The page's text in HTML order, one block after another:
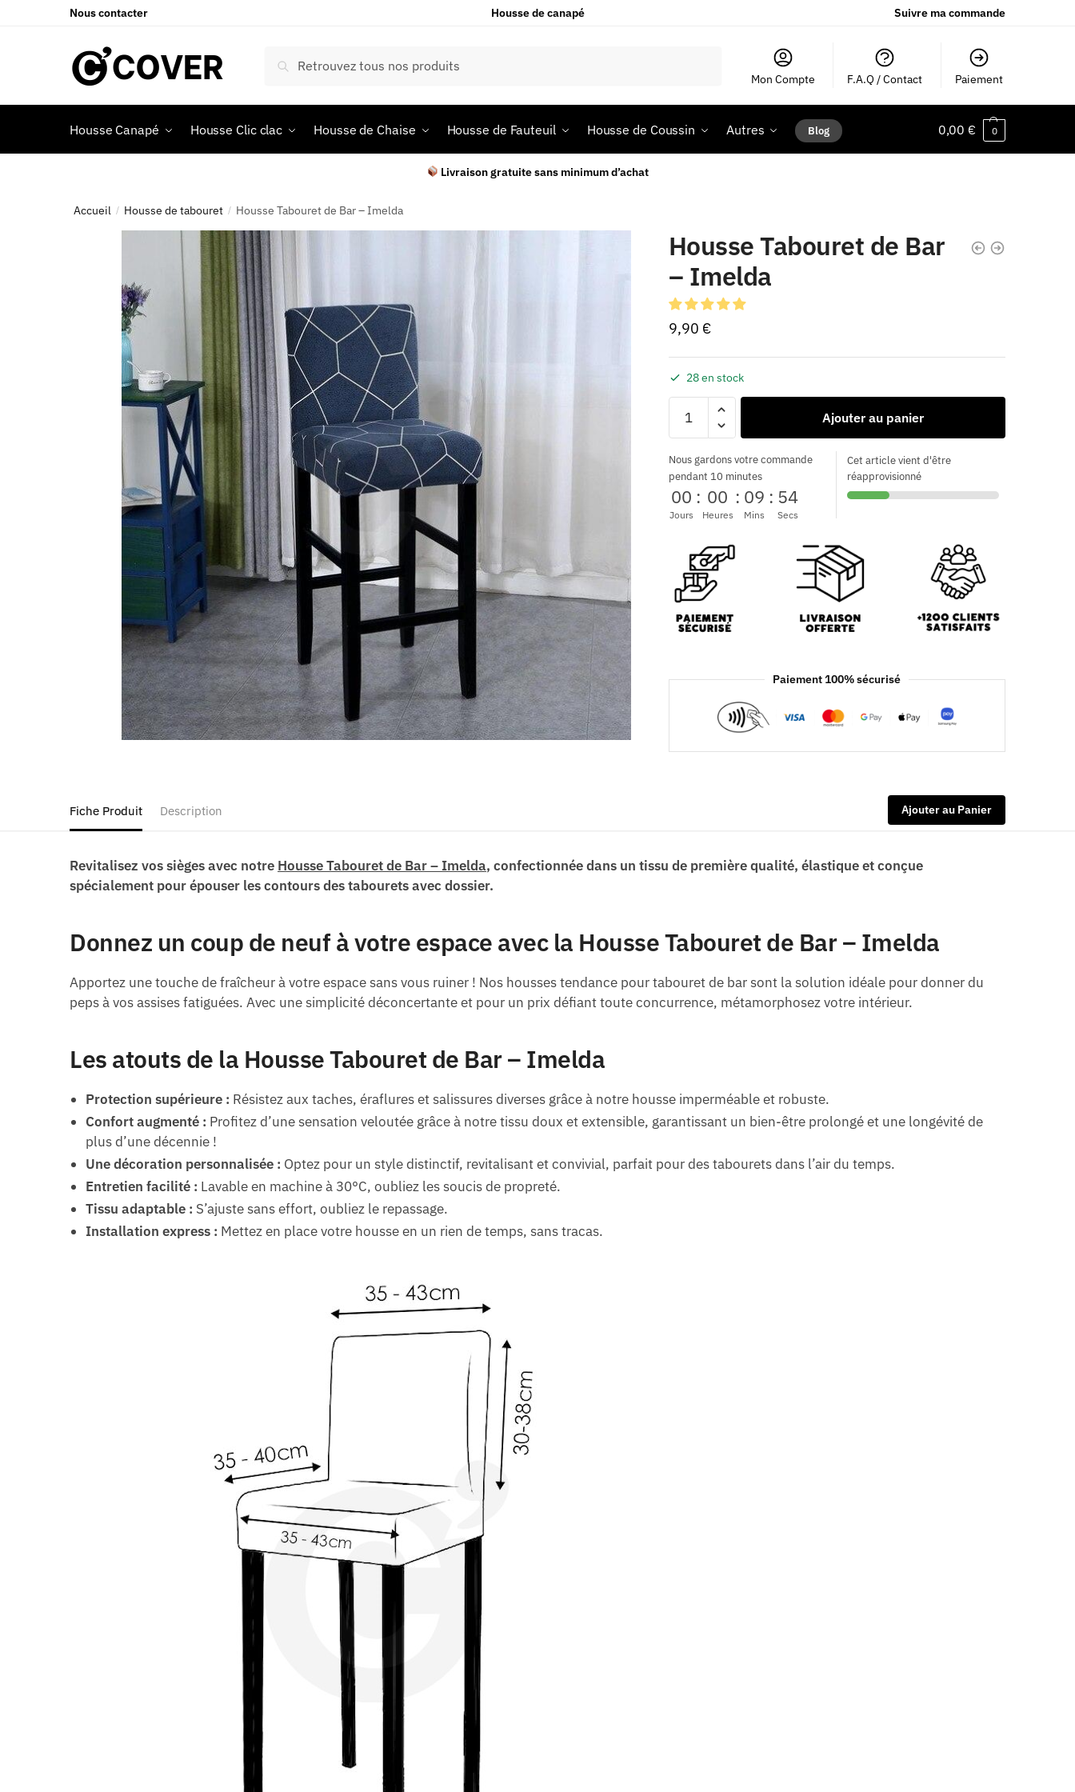
Nous contacter Housse de canapé Suivre ma commande
Recherche
Mon Compte F.A.Q / Contact Paiement
Housse Canapé Housse Clic clac Housse de Chaise Housse de Fauteuil Housse de Coussin Autres Blog 0,00 € 0
Livraison gratuite sans minimum d’achat
Accueil / Housse de tabouret / Housse Tabouret de Bar – Imelda
Housse Tabouret de Bar
– Imelda
9,90 €
28 en stock
Ajouter au panier
Nous gardons votre commande
pendant 10 minutes
00
Jours
: 00
Heures
: 09
Mins
: 52
Secs
Cet article vient d'être
réapprovisionné
Paiement 100% sécurisé
Fiche Produit Description Ajouter au Panier
Revitalisez vos sièges avec notre Housse Tabouret de Bar – Imelda, confectionnée dans un tissu de première qualité, élastique et conçue
spécialement pour épouser les contours des tabourets avec dossier.
Donnez un coup de neuf à votre espace avec la Housse Tabouret de Bar – Imelda
Apportez une touche de fraîcheur à votre espace sans vous ruiner ! Nos housses tendance pour tabouret de bar sont la solution idéale pour donner du
peps à vos assises fatiguées. Avec une simplicité déconcertante et pour un prix défiant toute concurrence, métamorphosez votre intérieur.
Les atouts de la Housse Tabouret de Bar – Imelda
Protection supérieure : Résistez aux taches, éraflures et salissures diverses grâce à notre housse imperméable et robuste.
Confort augmenté : Profitez d’une sensation veloutée grâce à notre tissu doux et extensible, garantissant un bien-être prolongé et une longévité de
plus d’une décennie !
Une décoration personnalisée : Optez pour un style distinctif, revitalisant et convivial, parfait pour des tabourets dans l’air du temps.
Entretien facilité : Lavable en machine à 30°C, oubliez les soucis de propreté.
Tissu adaptable : S’ajuste sans effort, oubliez le repassage.
Installation express : Mettez en place votre housse en un rien de temps, sans tracas.